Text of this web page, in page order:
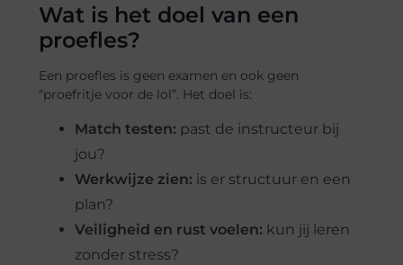
Wat is het doel van een
proefles?
Een proefles is geen examen en ook geen
“proefritje voor de lol”. Het doel is:
Match testen: past de instructeur bij
jou?
Werkwijze zien: is er structuur en een
plan?
Veiligheid en rust voelen: kun jij leren
zonder stress?